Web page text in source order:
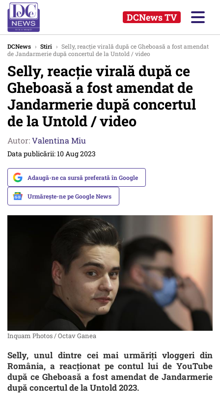
DCNews TV
DCNews › Stiri › Selly, reacție virală după ce Gheboasă a fost amendat
de Jandarmerie după concertul de la Untold / video
Selly, reacție virală după ce
Gheboasă a fost amendat de
Jandarmerie după concertul
de la Untold / video
Autor:Valentina Miu
Data publicării: 10 Aug 2023
Adaugă-ne ca sursă preferată în Google
Urmărește-ne pe Google News
Inquam Photos / Octav Ganea
Selly, unul dintre cei mai urmăriți vloggeri din
România, a reacționat pe contul lui de YouTube
după ce Gheboasă a fost amendat de Jandarmerie
după concertul de la Untold 2023.